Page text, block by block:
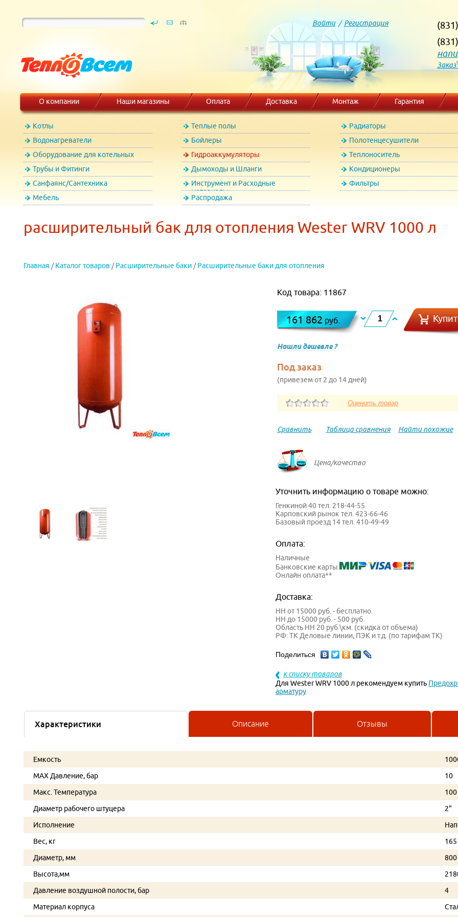
Войти/ Регистрация
Заказ
О компании Наши магазины Оплата Доставка Монтаж Гарантия
Котлы Теплые полы
Радиаторы
Водонагреватели
Бойлеры
Полотенцесушители
Оборудование для котельных
Гидроаккумуляторы
Теплоноситель
Трубы и Фитинги
Дымоходы и Шланги
Кондиционеры
Санфаянс/Сантехника
Инструмент и Расходные
материалы
Фильтры
Мебель
Распродажа
расширительный бак для отопления Wester WRV 1000 л
Главная / Каталог товаров / Расширительные баки / Расширительные баки для отопления
Код товара: 11867
161 862 руб.
Нашли дешевле ?
Под заказ
(привезем от 2 до 14 дней)
Сравнить Таблица сравнения Найти похожие
Цена/качество
Уточнить информацию о товаре можно:
Генкиной 40 тел. 218-44-55
Карповский рынок тел. 423-66-46
Базовый проезд 14 тел. 410-49-49
Оплата:
Наличные
Банковские карты
Онлайн оплата**
Доставка:
НН от 15000 руб. - бесплатно.
НН до 15000 руб. - 500 руб.
Область НН 20 руб.\км. (скидка от объема)
РФ: ТК Деловые линии, ПЭК и т.д. (по тарифам ТК)
Поделиться
к списку товаров
Для Wester WRV 1000 л рекомендуем купить
арматуру
Характеристики Описание Отзывы
Емкость
MAX Давление, бар
10
Макс. Температура
100
Диаметр рабочего штуцера
2"
Исполнение
Вес, кг
165
Диаметр, мм
800
Высота,мм
Давление воздушной полости, бар
4
Материал корпуса